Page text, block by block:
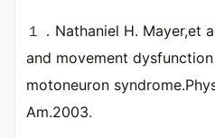
１． Nathaniel H. Mayer,et
and movement
motoneuron
Am.2003.